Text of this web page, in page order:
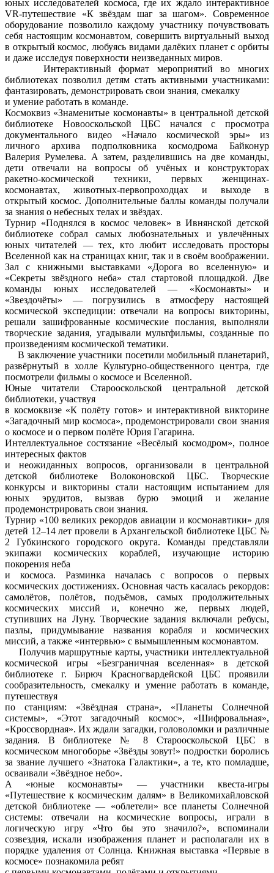
юных исследователей космоса, где их ждало интерактивное
VR-путешествие «К звёздам шаг за шагом». Современное
оборудование позволило каждому участнику почувствовать
себя настоящим космонавтом, совершить виртуальный выход
в открытый космос, любуясь видами далёких планет с орбиты
и даже исследуя поверхности неизведанных миров.
Интерактивный формат мероприятий во многих
библиотеках позволил детям стать активными участниками:
фантазировать, демонстрировать свои знания, смекалку
и умение работать в команде.
Космоквиз «Знаменитые космонавты» в центральной детской
библиотеке Новооскольской ЦБС начался с просмотра
документального видео «Начало космической эры» из
личного архива подполковника космодрома Байконур
Валерия Румелева. А затем, разделившись на две команды,
дети отвечали на вопросы об учёных и конструкторах
ракетно-космической техники, первых женщинах-
космонавтах, животных-первопроходцах и выходе в
открытый космос. Дополнительные баллы команды получали
за знания о небесных телах и звёздах.
Турнир «Поднялся в космос человек» в Ивнянской детской
библиотеке собрал самых любознательных и увлечённых
юных читателей — тех, кто любит исследовать просторы
Вселенной как на страницах книг, так и в своём воображении.
Зал с книжными выставками «Дорога во вселенную» и
«Секреты звёздного неба» стал стартовой площадкой. Две
команды юных исследователей — «Космонавты» и
«Звездочёты» — погрузились в атмосферу настоящей
космической экспедиции: отвечали на вопросы викторины,
решали зашифрованные космические послания, выполняли
творческие задания, угадывали мультфильмы, созданные по
произведениям космической тематики.
В заключение участники посетили мобильный планетарий,
развёрнутый в холле Культурно-общественного центра, где
посмотрели фильмы о космосе и Вселенной.
Юные читатели Старооскольской центральной детской
библиотеки, участвуя
в космоквизе «К полёту готов» и интерактивной викторине
«Загадочный мир космоса», продемонстрировали свои знания
о космосе и о первом полёте Юрия Гагарина.
Интеллектуальное состязание «Весёлый космодром», полное
интересных фактов
и неожиданных вопросов, организовали в центральной
детской библиотеке Волоконовской ЦБС. Творческие
конкурсы и викторины стали настоящим испытанием для
юных эрудитов, вызвав бурю эмоций и желание
продемонстрировать свои знания.
Турнир «100 великих рекордов авиации и космонавтики» для
детей 12–14 лет провели в Архангельской библиотеке ЦБС №
2 Губкинского городского округа. Команды представляли
экипажи космических кораблей, изучающие историю
покорения неба
и космоса. Разминка началась с вопросов о первых
космических достижениях. Основная часть касалась рекордов:
самолётов, полётов, подъёмов, самых продолжительных
космических миссий и, конечно же, первых людей,
ступивших на Луну. Творческие задания включали ребусы,
пазлы, придумывание названия корабля и космических
миссий, а также «интервью» с вымышленным космонавтом.
Получив маршрутные карты, участники интеллектуальной
космической игры «Безграничная вселенная» в детской
библиотеке г. Бирюч Красногвардейской ЦБС проявили
сообразительность, смекалку и умение работать в команде,
путешествуя
по станциям: «Звёздная страна», «Планеты Солнечной
системы», «Этот загадочный космос», «Шифровальная»,
«Кроссвордная». Их ждали загадки, головоломки и различные
задания. В библиотеке № 8 Старооскольской ЦБС в
космическом многоборье «Звёзды зовут!» подростки боролись
за звание лучшего «Знатока Галактики», а те, кто помладше,
осваивали «Звёздное небо».
А «юные космонавты» — участники квеста-игры
«Путешествие к космическим далям» в Великомихайловской
детской библиотеке — «облетели» все планеты Солнечной
системы: отвечали на космические вопросы, играли в
логическую игру «Что бы это значило?», вспоминали
созвездия, искали изображения планет и располагали их в
порядке удаления от Солнца. Книжная выставка «Первые в
космосе» познакомила ребят